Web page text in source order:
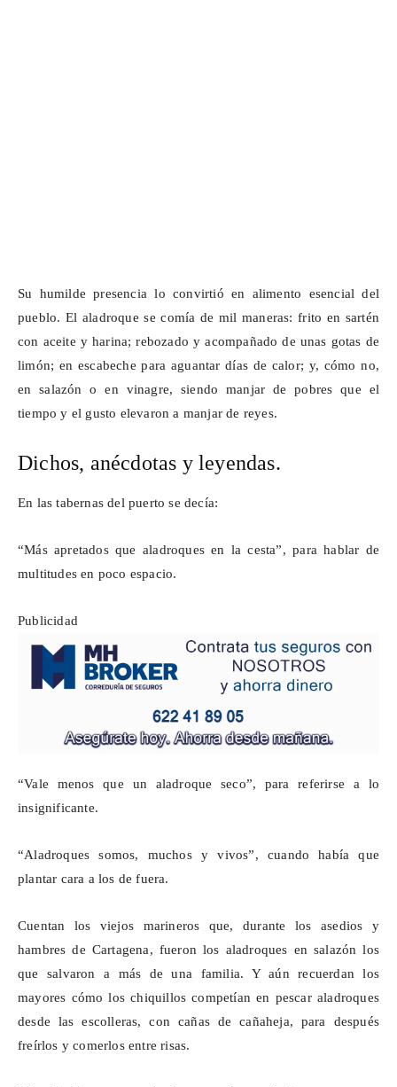
Su humilde presencia lo convirtió en alimento esencial del
pueblo. El aladroque se comía de mil maneras: frito en sartén
con aceite y harina; rebozado y acompañado de unas gotas de
limón; en escabeche para aguantar días de calor; y, cómo no,
en salazón o en vinagre, siendo manjar de pobres que el
tiempo y el gusto elevaron a manjar de reyes.
Dichos, anécdotas y leyendas.
En las tabernas del puerto se decía:
“Más apretados que aladroques en la cesta”, para hablar de
multitudes en poco espacio.
Publicidad
“Vale menos que un aladroque seco”, para referirse a lo
insignificante.
“Aladroques somos, muchos y vivos”, cuando había que
plantar cara a los de fuera.
Cuentan los viejos marineros que, durante los asedios y
hambres de Cartagena, fueron los aladroques en salazón los
que salvaron a más de una familia. Y aún recuerdan los
mayores cómo los chiquillos competían en pescar aladroques
desde las escolleras, con cañas de cañaheja, para después
freírlos y comerlos entre risas.